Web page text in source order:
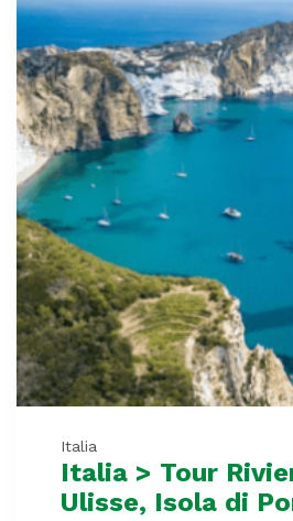
Italia
Italia > Tour
Ulisse, Isola di